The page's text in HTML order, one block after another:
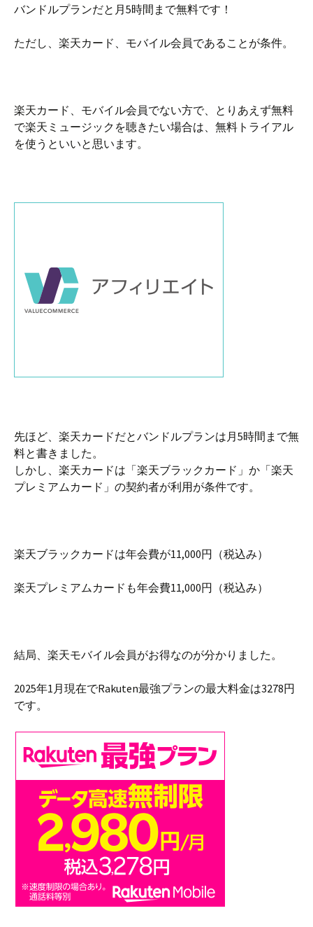
バンドルプランだと月5時間まで無料です！
ただし、楽天カード、モバイル会員であることが条件。
楽天カード、モバイル会員でない方で、とりあえず無料
で楽天ミュージックを聴きたい場合は、無料トライアル
を使うといいと思います。
先ほど、楽天カードだとバンドルプランは月5時間まで無
料と書きました。
しかし、楽天カードは「楽天ブラックカード」か「楽天
プレミアムカード」の契約者が利用が条件です。
楽天ブラックカードは年会費が11,000円（税込み）
楽天プレミアムカードも年会費11,000円（税込み）
結局、楽天モバイル会員がお得なのが分かりました。
2025年1月現在でRakuten最強プランの最大料金は3278円
です。